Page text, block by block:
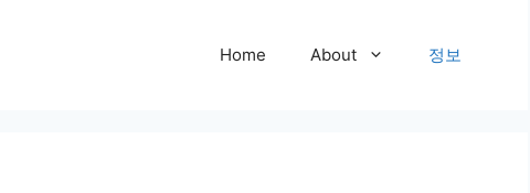
Home About 정보